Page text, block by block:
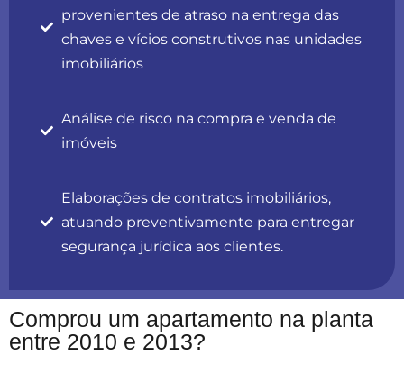
provenientes de atraso na entrega das
chaves e vícios construtivos nas unidades
imobiliários
Análise de risco na compra e venda de
imóveis
Elaborações de contratos imobiliários,
atuando preventivamente para entregar
segurança jurídica aos clientes.
Comprou um apartamento na planta
entre 2010 e 2013?